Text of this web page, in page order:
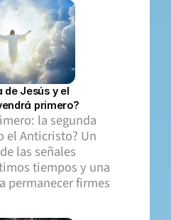
de Jesús y el
primero?
la segunda
el Anticristo? Un
las señales
tiempos y una
permanecer firmes